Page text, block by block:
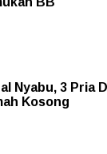
Nyabu, 3 Pria
Kosong